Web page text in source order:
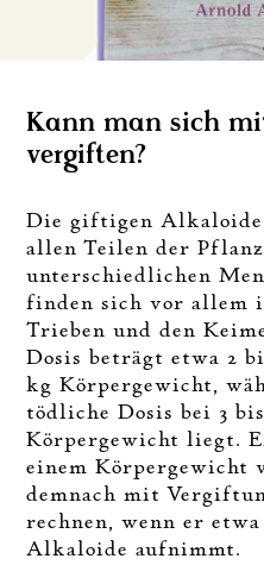
Kann man sich
vergiften?
Die giftigen
allen Teilen der
unterschiedlichen
finden sich vor allem
Trieben und den
Dosis beträgt etwa 2
kg Körpergewicht,
tödliche Dosis bei 3
Körpergewicht liegt.
einem Körpergewicht
demnach mit
rechnen, wenn er
Alkaloide aufnimmt.